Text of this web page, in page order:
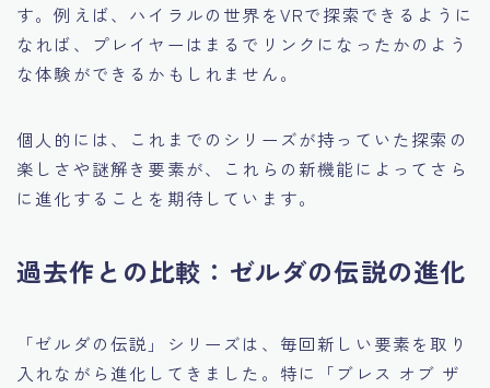
す。例えば、ハイラルの世界をVRで探索できるように
なれば、プレイヤーはまるでリンクになったかのよう
な体験ができるかもしれません。
個人的には、これまでのシリーズが持っていた探索の
楽しさや謎解き要素が、これらの新機能によってさら
に進化することを期待しています。
過去作との比較：ゼルダの伝説の進化
「ゼルダの伝説」シリーズは、毎回新しい要素を取り
入れながら進化してきました。特に「ブレス オブ ザ